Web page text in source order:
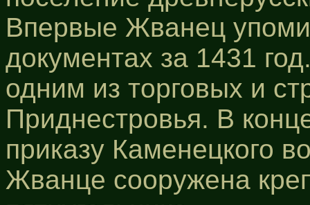
Впервые Жванец
документах за 1431
одним из торговых и
Приднестровья. В
приказу Каменецкого
Жванце сооружена